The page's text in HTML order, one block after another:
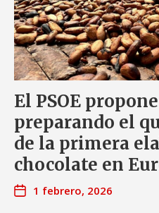
El PSOE
preparando el
de la primera
chocolate en
1 febrero, 2026